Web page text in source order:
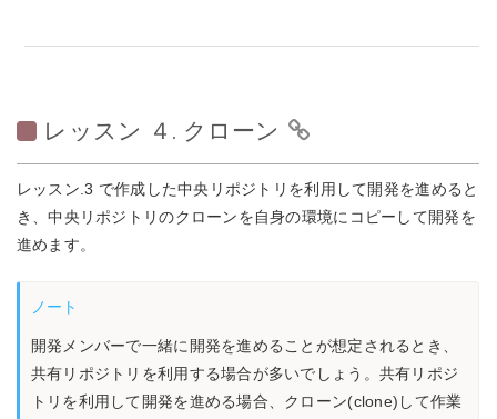
レッスン ４. クローン
レッスン.3 で作成した中央リポジトリを利用して開発を進めると
き、中央リポジトリのクローンを自身の環境にコピーして開発を
進めます。
ノート
開発メンバーで一緒に開発を進めることが想定されるとき、
共有リポジトリを利用する場合が多いでしょう。共有リポジ
トリを利用して開発を進める場合、クローン(clone)して作業